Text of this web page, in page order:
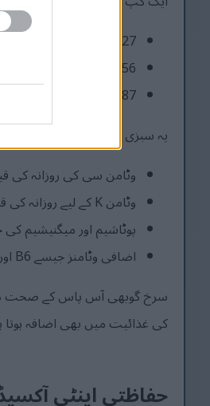
1.27 گرام پروٹین
6.56 گرام کاربوہائیڈریٹ
1.87 گرام غذائی ریشہ
یہ سبزی وٹامنز اور منرلز سے
وٹامن سی کی روزانہ کی قیمت
وٹامن K کے لیے روزانہ کی قیمت کا 28%
پوٹاشیم اور میگنیشیم
اضافی وٹامنز جیسے B6 اور A
سرخ گوبھی آس پاس کے صحت
کی غذائیت میں بھی اضافہ ہوتا
حفاظتی اینٹی